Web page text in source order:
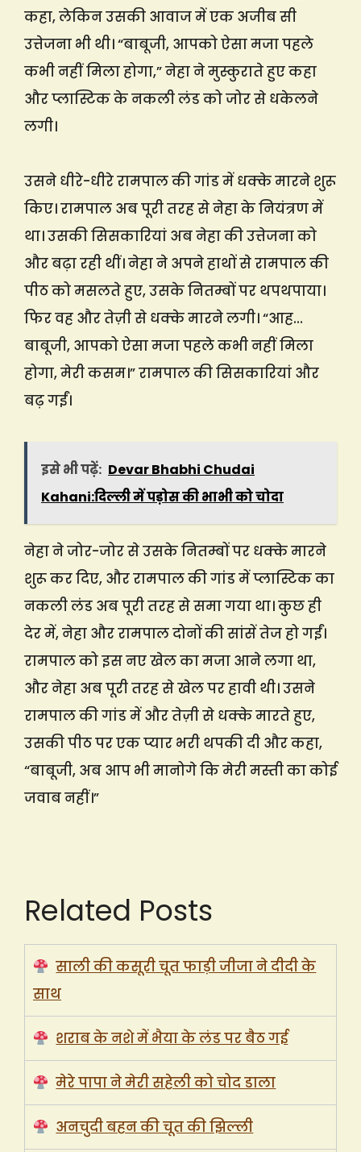
कहा, लेकिन उसकी आवाज में एक अजीब सी
उत्तेजना भी थी। “बाबूजी, आपको ऐसा मजा पहले
कभी नहीं मिला होगा,” नेहा ने मुस्कुराते हुए कहा
और प्लास्टिक के नकली लंड को जोर से धकेलने
लगी।
उसने धीरे-धीरे रामपाल की गांड में धक्के मारने शुरू
किए। रामपाल अब पूरी तरह से नेहा के नियंत्रण में
था। उसकी सिसकारियां अब नेहा की उत्तेजना को
और बढ़ा रही थीं। नेहा ने अपने हाथों से रामपाल की
पीठ को मसलते हुए, उसके नितम्बों पर थपथपाया।
फिर वह और तेज़ी से धक्के मारने लगी। “आह…
बाबूजी, आपको ऐसा मजा पहले कभी नहीं मिला
होगा, मेरी कसम।” रामपाल की सिसकारियां और
बढ़ गईं।
इसे भी पढ़ें: Devar Bhabhi Chudai
Kahani:दिल्ली में पड़ोस की भाभी को चोदा
नेहा ने जोर-जोर से उसके नितम्बों पर धक्के मारने
शुरू कर दिए, और रामपाल की गांड में प्लास्टिक का
नकली लंड अब पूरी तरह से समा गया था। कुछ ही
देर में, नेहा और रामपाल दोनों की सांसें तेज हो गईं।
रामपाल को इस नए खेल का मजा आने लगा था,
और नेहा अब पूरी तरह से खेल पर हावी थी। उसने
रामपाल की गांड में और तेज़ी से धक्के मारते हुए,
उसकी पीठ पर एक प्यार भरी थपकी दी और कहा,
“बाबूजी, अब आप भी मानोगे कि मेरी मस्ती का कोई
जवाब नहीं।”
Related Posts
साली की कसूरी चूत फाड़ी जीजा ने दीदी के
साथ
शराब के नशे में भैया के लंड पर बैठ गई
मेरे पापा ने मेरी सहेली को चोद डाला
अनचुदी बहन की चूत की झिल्ली